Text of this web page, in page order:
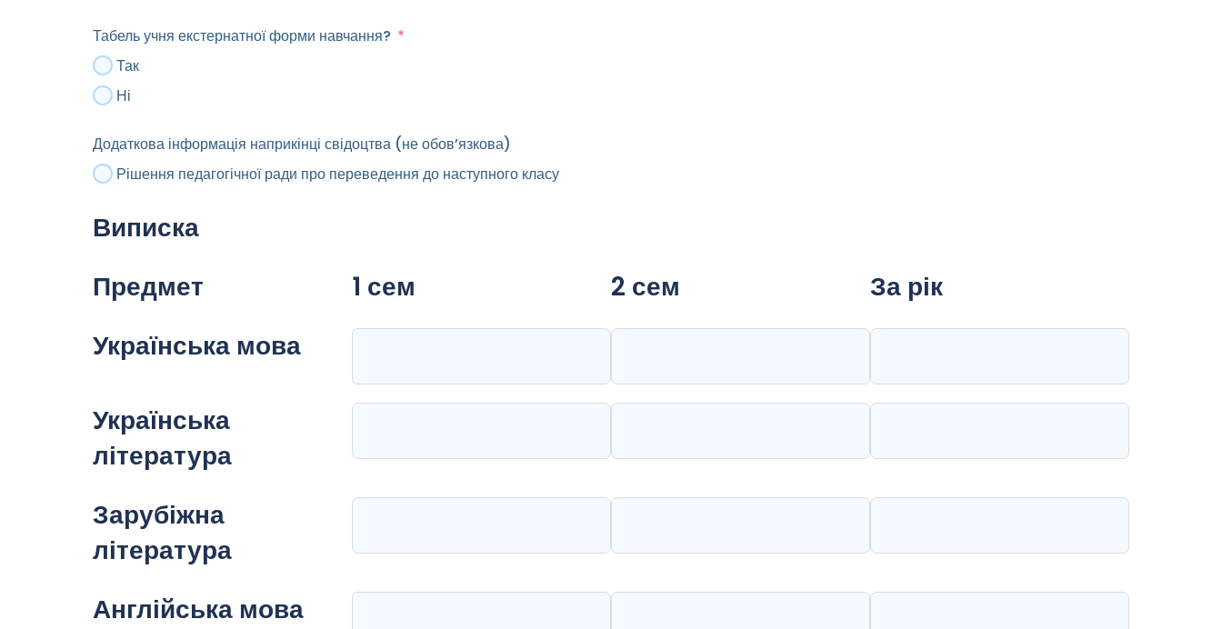
Табель учня екстернатної форми навчання?
Так
Ні
Додаткова інформація наприкінці свідоцтва (не обовʼязкова)
Рішення педагогічної ради про переведення до наступного класу
Виписка
Предмет
1 сем 2 сем
За рік
Українська мова
Українська
література
Зарубіжна
література
Англійська мова